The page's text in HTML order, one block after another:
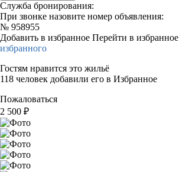
Служба бронирования:
При звонке назовите номер объявления:
№ 958955
Добавить в избранное Перейти в избранное
избранного
Гостям нравится это жильё
118 человек добавили его в Избранное
Пожаловаться
2 500 ₽